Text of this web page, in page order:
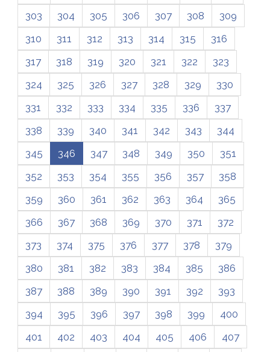
303
304 305 306 307 308
309
310
311 312 313 314 315
316
317
318 319 320 321 322
323
324
325 326 327 328 329
330
331
332 333 334 335 336
337
338
339 340 341 342 343
344
345
346 347 348 349 350
351
352
353 354 355 356 357
358
359
360 361 362 363 364
365
366
367 368 369 370 371
372
373
374 375 376 377 378
379
380
381 382 383 384 385
386
387
388 389 390 391 392
393
394
395 396 397 398 399
400
401
402 403 404 405 406 407